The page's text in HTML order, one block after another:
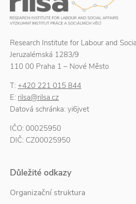
Research Institute for Labour and
Jeruzalémská 1283/9
110 00 Praha 1 – Nové Město
T: +420 221 015 844
E: rilsa@rilsa.cz
Datová schránka: yi6jvet
IČO: 00025950
DIČ: CZ00025950
Důležité odkazy
Organizační struktura